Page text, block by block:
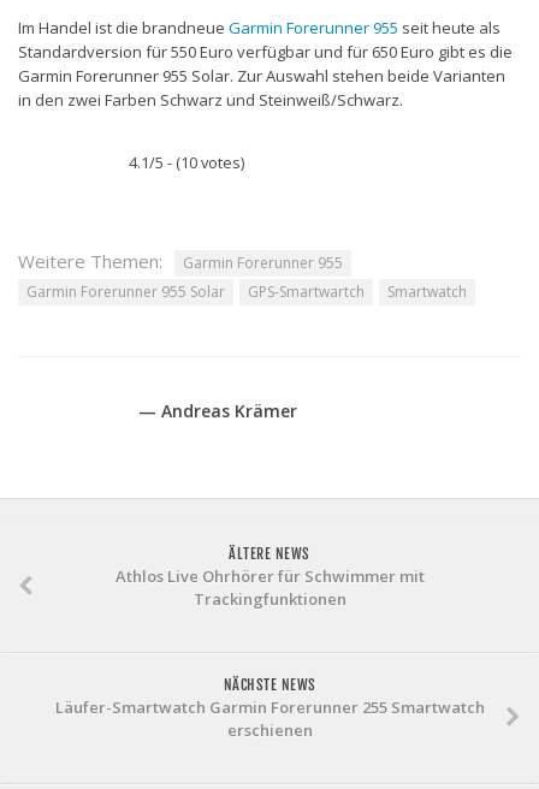
Im Handel ist die brandneue Garmin Forerunner 955 seit heute als
Standardversion für 550 Euro verfügbar und für 650 Euro gibt es die
Garmin Forerunner 955 Solar. Zur Auswahl stehen beide Varianten
in den zwei Farben Schwarz und Steinweiß/Schwarz.
4.1/5 - (10 votes)
Weitere Themen:
Garmin Forerunner 955
Garmin Forerunner 955 Solar
GPS-Smartwartch Smartwatch
— Andreas Krämer
ÄLTERE NEWS
Athlos Live Ohrhörer für Schwimmer mit
Trackingfunktionen
NÄCHSTE NEWS
Läufer-Smartwatch Garmin Forerunner 255 Smartwatch
erschienen